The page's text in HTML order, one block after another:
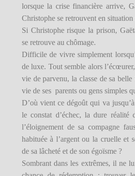
lorsque la crise financière arrive,
Christophe se retrouvent en
Si Christophe risque la prison,
se retrouve au chômage.
Difficile de vivre simplement
de luxe. Tout semble alors
vie de parvenu, la classe de sa
vie de ses parents ou gens simples
D’où vient ce dégoût qui va
le constat d’échec, la dure réalité
l’éloignement de sa compagne
habituée à l’argent ou la cruelle et
de sa lâcheté et de son égoïsme ?
Sombrant dans les extrêmes, il ne